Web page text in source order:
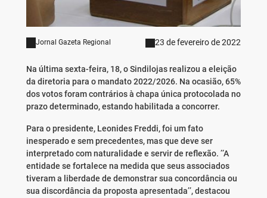
Jornal Gazeta Regional 23 de fevereiro de 2022
Na última sexta-feira, 18, o Sindilojas realizou a eleição
da diretoria para o mandato 2022/2026. Na ocasião, 65%
dos votos foram contrários à chapa única protocolada no
prazo determinado, estando habilitada a concorrer.
Para o presidente, Leonides Freddi, foi um fato
inesperado e sem precedentes, mas que deve ser
interpretado com naturalidade e servir de reflexão. ’’A
entidade se fortalece na medida que seus associados
tiveram a liberdade de demonstrar sua concordância ou
sua discordância da proposta apresentada’’, destacou